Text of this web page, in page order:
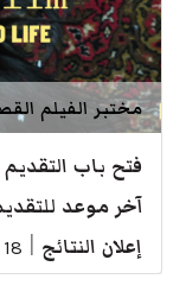
مختبر الفيلم
فتح باب التقديم
آخر موعد
إعلان النتائج 18 / 12 / 2024